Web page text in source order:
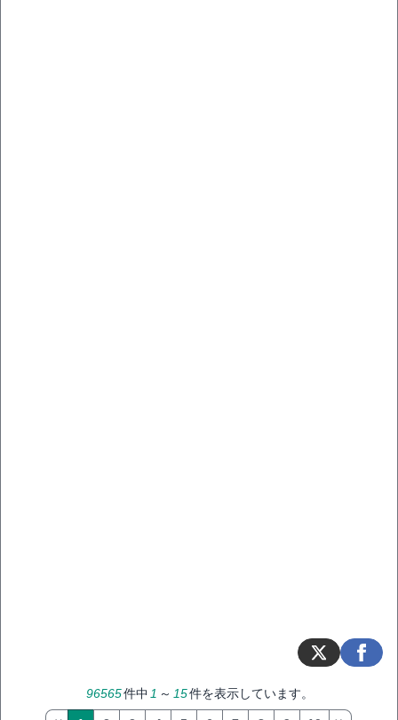
96565件中 1 ～ 15件を表示しています。